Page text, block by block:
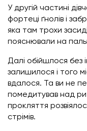
У другій частині
фортеці ґнолів і
яка там трохи
пояснювали на
Далі обійшлося без
залишилося і того
вдалося. Та ви не
помедитував над
прокляття
стрімів.